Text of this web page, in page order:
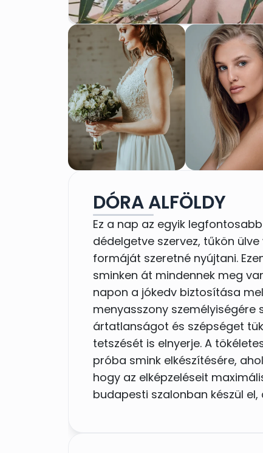
DÓRA ALFÖLDY
Ez a nap az egyik
dédelgetve szervez, tűkön
formáját szeretné nyújtani.
sminken át mindennek meg
napon a jókedv biztosítása
menyasszony személyiségére
ártatlanságot és szépséget
tetszését is elnyerje. A
próba smink elkészítésére,
hogy az elképzeléseit
budapesti szalonban készül